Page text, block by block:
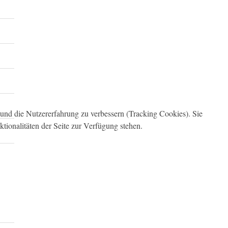
die Nutzererfahrung zu verbessern (Tracking Cookies). Sie
der Seite zur Verfügung stehen.